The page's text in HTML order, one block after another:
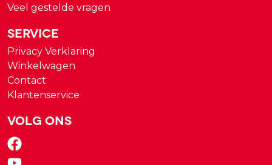
Veel gestelde vragen
Service
Privacy Verklaring
Winkelwagen
Contact
Klantenservice
Volg ons